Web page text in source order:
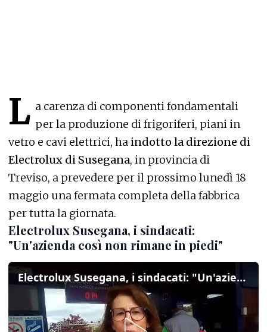
L a carenza di componenti fondamentali
per la produzione di frigoriferi, piani in
vetro e cavi elettrici, ha indotto la direzione di
Electrolux di Susegana, in provincia di
Treviso, a prevedere per il prossimo lunedì 18
maggio una fermata completa della fabbrica
per tutta la giornata.
Electrolux Susegana, i sindacati:
"Un'azienda così non rimane in piedi"
Electrolux Susegana, i sindacati: "Un'azienda così non rimane in piedi"